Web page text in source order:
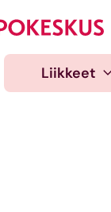
Liikkeet